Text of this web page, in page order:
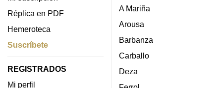
Réplica en PDF
Hemeroteca
Suscríbete
REGISTRADOS
Mi perfil
A Mariña
Arousa
Barbanza
Carballo
Deza